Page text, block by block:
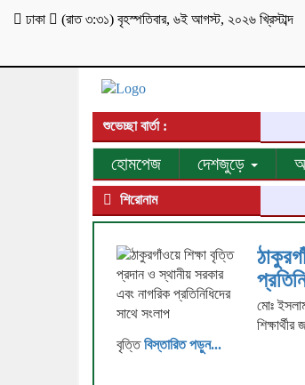
ঢাকা (রাত ৩:৩১) বৃহস্পতিবার, ৬ই আগস্ট, ২০২৬ খ্রিস্টাব্দ
শুভেচ্ছা বার্তা :
হোমপেজ দেশজুড়ে
শিরোনাম
মোঃ
বৃত্তিবিস্তারিত পড়ুন...